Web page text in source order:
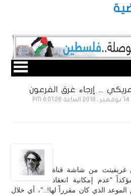
... إرجاء غرق الفرعون
غريفيتث من شاشة قناة
"عدم إمكانية انعقاد
الموعد الذي كان مقرراً لها!.."، أي خلال